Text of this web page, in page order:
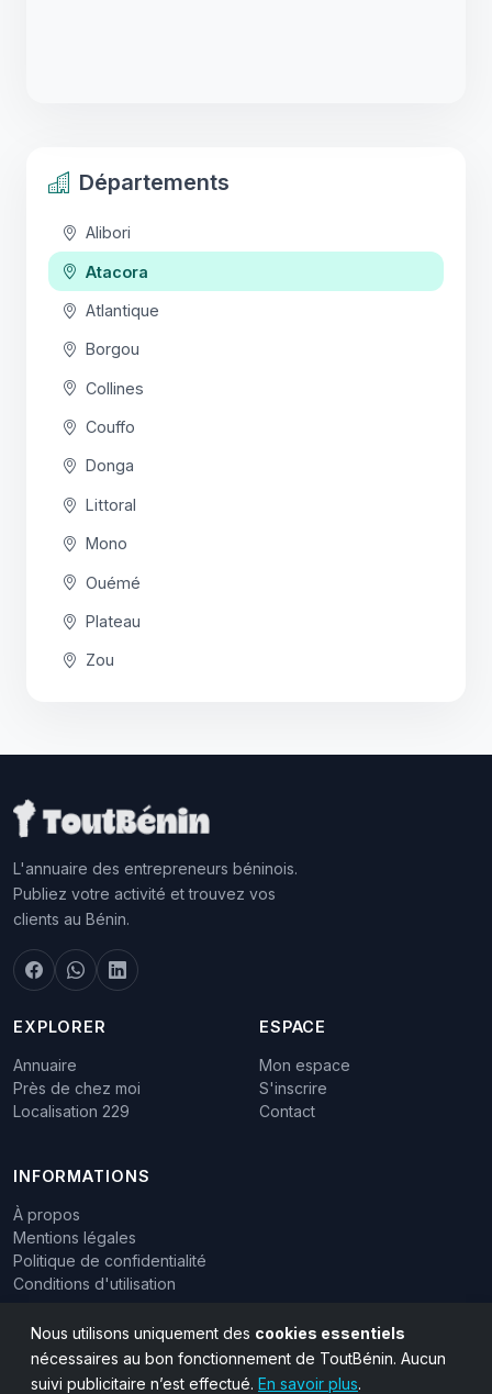
Départements
Alibori
Atacora
Atlantique
Borgou
Collines
Couffo
Donga
Littoral
Mono
Ouémé
Plateau
Zou
L'annuaire des entrepreneurs béninois.
Publiez votre activité et trouvez vos
clients au Bénin.
EXPLORER
Annuaire
Près de chez moi
Localisation 229
ESPACE
Mon espace
S'inscrire
Contact
INFORMATIONS
À propos
Mentions légales
Politique de confidentialité
Conditions d'utilisation
Nous utilisons uniquement des cookies essentiels
nécessaires au bon fonctionnement de ToutBénin. Aucun
suivi publicitaire n’est effectué. En savoir plus.